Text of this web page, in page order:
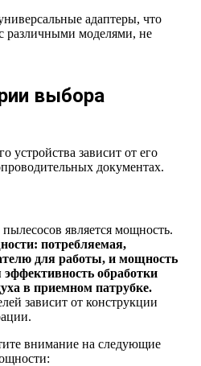
адаптеры, что
различными моделями, не
выбора
устройства зависит от его
документах.
является мощность.
потребляемая,
для работы, и мощность
обработки
в приемном патрубке.
зависит от конструкции
внимание на следующие